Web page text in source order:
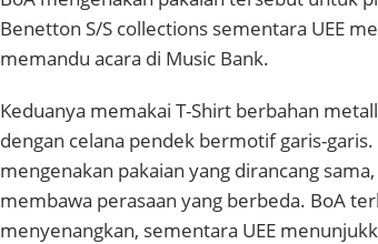
Benetton S/S collections sementara UEE
memandu acara di Music Bank.
Keduanya memakai T-Shirt berbahan
dengan celana pendek bermotif garis-
mengenakan pakaian yang dirancang
membawa perasaan yang berbeda. BoA
menyenangkan, sementara UEE